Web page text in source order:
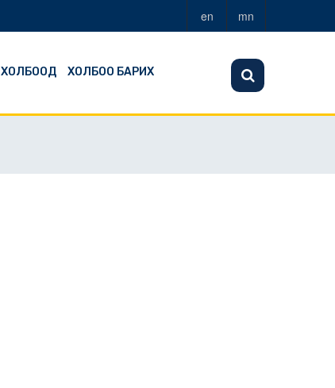
en mn
ХОЛБООД ХОЛБОО БАРИХ